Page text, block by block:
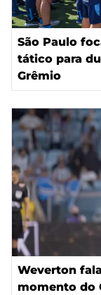
São Paulo
tático para
Grêmio
Weverton
momento do